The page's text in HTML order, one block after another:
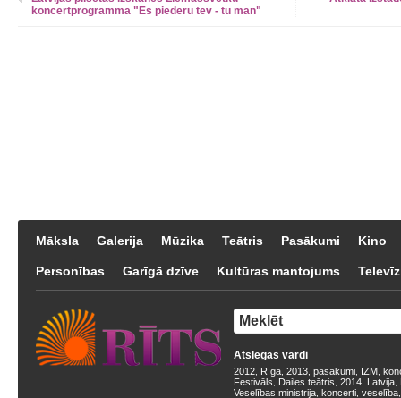
koncertprogramma "Es piederu tev - tu man"
Māksla Galerija Mūzika Teātris Pasākumi Kino
Personības Garīgā dzīve Kultūras mantojums
Atslēgas vārdi
2012 Rīga 2013 pasākumi IZM
Festivāls
Dailes teātris 2014 Latvija
Veselības ministrija koncerti veselība